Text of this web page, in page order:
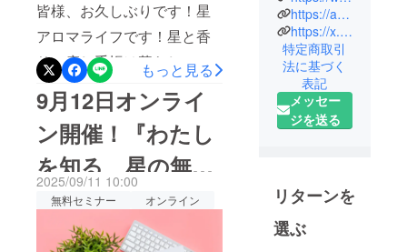
皆様、お久しぶりです！星
アロマライフです！星と香
りの癒し手帳は暮らしの中
で楽しんで頂けているで
しょうか？沢山活用してま
す！楽しんで使ってます！
というお声を頂く一方で
ワークシートをやっていな
いまだうまく活用できてい
ないという方々も多くい
もっと見る
9月12日オンライ
ン開催！『わたし
を知る、星の無料
セミナー』ご案内
2025/09/11 10:00
無料セミナー オンライン
しく」
医師であり
セラピスト
である星ア
ロマドク
ターリカが
主宰する占
を組み合わ
せた癒しの
コミュ
https://ameblo.jp/phillylove76/
https://x.com/rikayamazoe
特定商取引
法に基づく
表記
メッセー
ジを送る
リターンを
選ぶ